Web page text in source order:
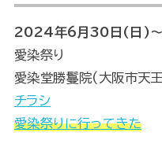
2024年6月30日(日)
愛染祭り
愛染堂勝鬘院(大阪市天
チラシ
愛染祭りに行ってきた